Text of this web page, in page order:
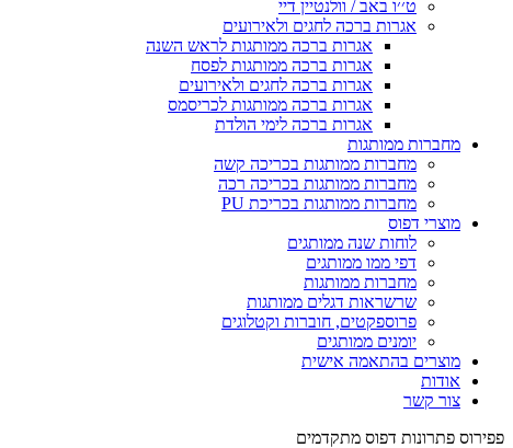
ט׳׳ו באב / וולנטיין דיי
אגרות ברכה לחגים ולאירועים
אגרות ברכה ממותגות לראש השנה
אגרות ברכה ממותגות לפסח
אגרות ברכה לחגים ולאירועים
אגרות ברכה ממותגות לכריסמס
אגרות ברכה לימי הולדת
מחברות ממותגות
מחברות ממותגות בכריכה קשה
מחברות ממותגות בכריכה רכה
מחברות ממותגות בכריכת PU
מוצרי דפוס
לוחות שנה ממותגים
דפי ממו ממותגים
מחברות ממותגות
שרשראות דגלים ממותגות
פרוספקטים, חוברות וקטלוגים
יומנים ממותגים
מוצרים בהתאמה אישית
אודות
צור קשר
פפירוס פתרונות דפוס מתקדמים